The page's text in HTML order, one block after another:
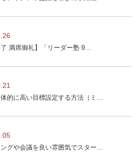
了 満席御礼】「リーダー塾 9…
的に高い目標設定する方法（ミ…
ングや会議を良い雰囲気でスター…